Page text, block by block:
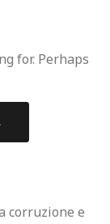
for. Perhaps
corruzione e